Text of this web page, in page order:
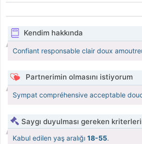
Kendim hakkında
Confiant responsable clair doux
Partnerimin olmasını istiyorum
Sympat compréhensive acceptable
Saygı duyulması gereken
Kabul edilen yaş aralığı 18-55.